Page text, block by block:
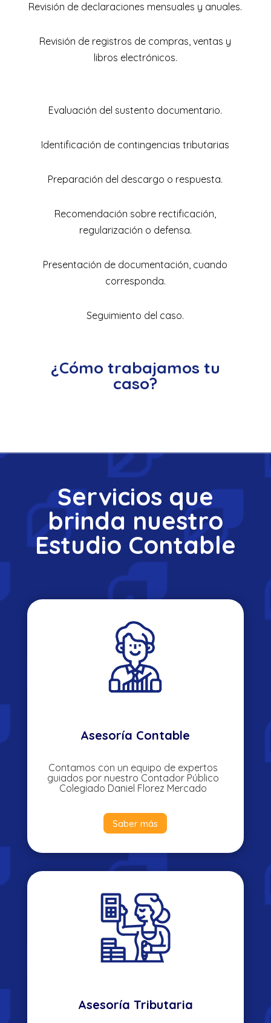
Revisión de declaraciones mensuales y anuales.
Revisión de registros de compras, ventas y
libros electrónicos.
Evaluación del sustento documentario.
Identificación de contingencias tributarias
Preparación del descargo o respuesta.
Recomendación sobre rectificación,
regularización o defensa.
Presentación de documentación, cuando
corresponda.
Seguimiento del caso.
¿Cómo trabajamos tu
caso?
Servicios que
brinda nuestro
Estudio Contable
Asesoría Contable
Contamos con un equipo de expertos
guiados por nuestro Contador Público
Colegiado Daniel Florez Mercado
Saber más
Asesoría Tributaria